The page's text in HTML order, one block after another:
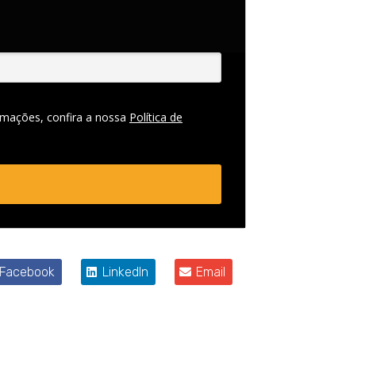
confira a nossa Política de
Facebook LinkedIn Email